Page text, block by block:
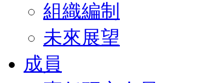
組織編制
未來展望
成員